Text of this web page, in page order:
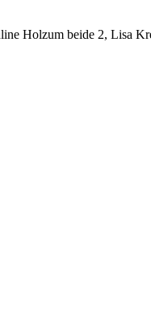
Holzum beide 2, Lisa